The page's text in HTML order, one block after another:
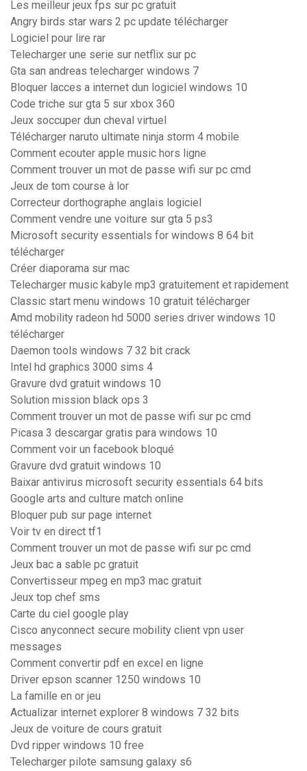
Les meilleur jeux fps sur pc gratuit
Angry birds star wars 2 pc update télécharger
Logiciel pour lire rar
Telecharger une serie sur netflix sur pc
Gta san andreas telecharger windows 7
Bloquer lacces a internet dun logiciel windows 10
Code triche sur gta 5 sur xbox 360
Jeux soccuper dun cheval virtuel
Télécharger naruto ultimate ninja storm 4 mobile
Comment ecouter apple music hors ligne
Comment trouver un mot de passe wifi sur pc cmd
Jeux de tom course à lor
Correcteur dorthographe anglais logiciel
Comment vendre une voiture sur gta 5 ps3
Microsoft security essentials for windows 8 64 bit
télécharger
Créer diaporama sur mac
Telecharger music kabyle mp3 gratuitement et rapidement
Classic start menu windows 10 gratuit télécharger
Amd mobility radeon hd 5000 series driver windows 10
télécharger
Daemon tools windows 7 32 bit crack
Intel hd graphics 3000 sims 4
Gravure dvd gratuit windows 10
Solution mission black ops 3
Comment trouver un mot de passe wifi sur pc cmd
Picasa 3 descargar gratis para windows 10
Comment voir un facebook bloqué
Gravure dvd gratuit windows 10
Baixar antivirus microsoft security essentials 64 bits
Google arts and culture match online
Bloquer pub sur page internet
Voir tv en direct tf1
Comment trouver un mot de passe wifi sur pc cmd
Jeux bac a sable pc gratuit
Convertisseur mpeg en mp3 mac gratuit
Jeux top chef sms
Carte du ciel google play
Cisco anyconnect secure mobility client vpn user
messages
Comment convertir pdf en excel en ligne
Driver epson scanner 1250 windows 10
La famille en or jeu
Actualizar internet explorer 8 windows 7 32 bits
Jeux de voiture de cours gratuit
Dvd ripper windows 10 free
Telecharger pilote samsung galaxy s6